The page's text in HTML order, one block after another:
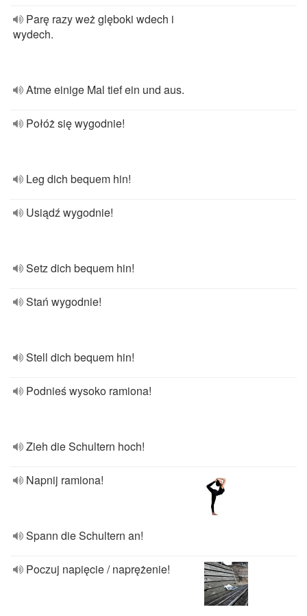
Parę razy weż glęboki wdech i
wydech.
Atme einige Mal tief ein und aus.
Połóż się wygodnie!
Leg dich bequem hin!
Usiądź wygodnie!
Setz dich bequem hin!
Stań wygodnie!
Stell dich bequem hin!
Podnieś wysoko ramiona!
Zieh die Schultern hoch!
Napnij ramiona!
Spann die Schultern an!
Poczuj napięcie / naprężenie!